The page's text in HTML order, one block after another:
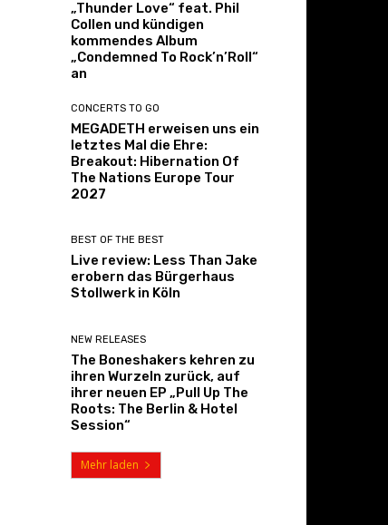
„Thunder Love“ feat. Phil
Collen und kündigen
kommendes Album
„Condemned To Rock’n’Roll“
an
CONCERTS TO GO
MEGADETH erweisen uns ein
letztes Mal die Ehre:
Breakout: Hibernation Of
The Nations Europe Tour
2027
BEST OF THE BEST
Live review: Less Than Jake
erobern das Bürgerhaus
Stollwerk in Köln
NEW RELEASES
The Boneshakers kehren zu
ihren Wurzeln zurück, auf
ihrer neuen EP „Pull Up The
Roots: The Berlin & Hotel
Session“
Mehr laden